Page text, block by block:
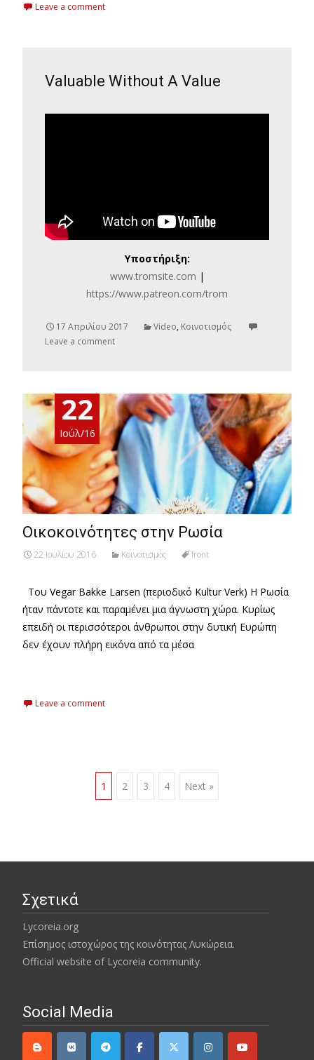
Leave a comment
Valuable Without A Value
Υποστήριξη:
www.tromsite.com |
https://www.patreon.com/trom
17 Απριλίου 2017 Video, Κοινοτισμός
Leave a comment
22
Ιούλ/16
Οικοκοινότητες στην Ρωσία
22 Ιουλίου 2016 Κοινοτισμός front
Του Vegar Bakke Larsen (περιοδικό Kultur Verk) Η Ρωσία
ήταν πάντοτε και παραμένει μια άγνωστη χώρα. Κυρίως
επειδή οι περισσότεροι άνθρωποι στην δυτική Ευρώπη
δεν έχουν πλήρη εικόνα από τα μέσα
Leave a comment
Posts
1 2 3 4 Next »
Σχετικά
Lycoreia.org
Επίσημος ιστοχώρος της κοινότητας Λυκώρεια.
Official website of Lycoreia community.
Social Media